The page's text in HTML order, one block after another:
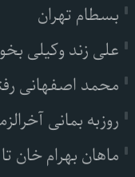
بسطام تهران
علی زند وکیلی
محمد اصفهانی
روزبه بمانی
ماهان بهرام خان